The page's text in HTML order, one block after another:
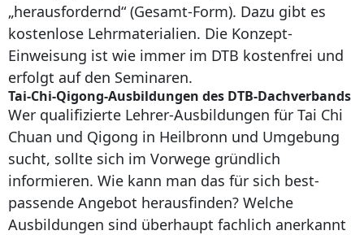
„herausfordernd“ (Gesamt-Form). Dazu gibt es
kostenlose Lehrmaterialien. Die Konzept-
Einweisung ist wie immer im DTB kostenfrei und
erfolgt auf den Seminaren.
Tai-Chi-Qigong-Ausbildungen des DTB-Dachverbands
Wer qualifizierte Lehrer-Ausbildungen für Tai Chi
Chuan und Qigong in Heilbronn und Umgebung
sucht, sollte sich im Vorwege gründlich
informieren. Wie kann man das für sich best-
passende Angebot herausfinden? Welche
Ausbildungen sind überhaupt fachlich anerkannt